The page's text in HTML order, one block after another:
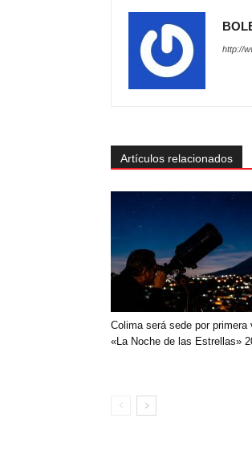
http://
Artículos relacionados
Colima será sede por primera
«La Noche de las Estrellas»